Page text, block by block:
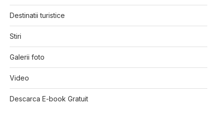
Destinatii turistice
Stiri
Galerii foto
Video
Descarca E-book Gratuit